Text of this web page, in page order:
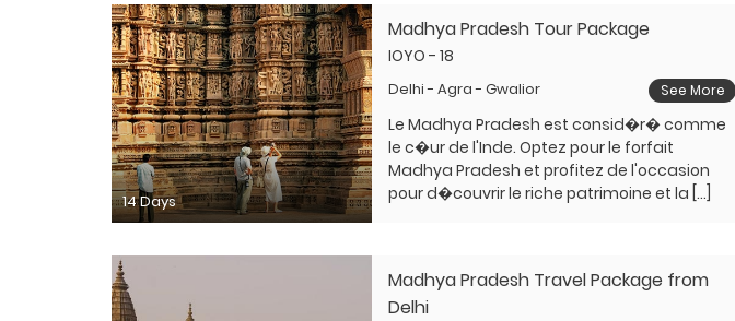
14 Days
Madhya Pradesh Tour Package
IOYO - 18
Delhi - Agra - Gwalior See More
Le Madhya Pradesh est consid�r� comme
le c�ur de l'Inde. Optez pour le forfait
Madhya Pradesh et profitez de l'occasion
pour d�couvrir le riche patrimoine et la […]
Madhya Pradesh Travel Package from
Delhi